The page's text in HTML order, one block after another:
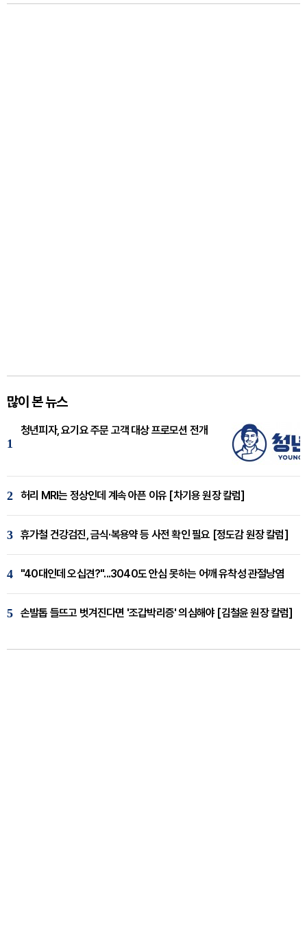
많이 본 뉴스
1
청년피자, 요기요 주문 고객 대상 프로모션 전개
2 허리 MRI는 정상인데 계속 아픈 이유 [차기용 원장 칼럼]
3 휴가철 건강검진, 금식·복용약 등 사전 확인 필요 [정도감 원장 칼럼]
4 "40대인데 오십견?"...3040도 안심 못하는 어깨 유착성 관절낭염
5 손발톱 들뜨고 벗겨진다면 '조갑박리증' 의심해야 [김철윤 원장 칼럼]